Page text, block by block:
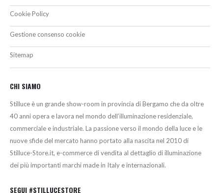
Cookie Policy
Gestione consenso cookie
Sitemap
CHI SIAMO
Stilluce è un grande show-room in provincia di Bergamo che da oltre
40 anni opera e lavora nel mondo dell’illuminazione residenziale,
commerciale e industriale. La passione verso il mondo della luce e le
nuove sfide del mercato hanno portato alla nascita nel 2010 di
Stilluce-Store.it, e-commerce di vendita al dettaglio di illuminazione
dei più importanti marchi made in Italy e internazionali.
SEGUI #STILLUCESTORE